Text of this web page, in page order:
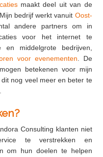
maakt deel uit van de
bedrijf werkt vanuit Oost-
andere partners om in
voor het internet te
middelgrote bedrijven,
voor evenementen . De
betekenen voor mijn
nog veel meer en beter te
Consulting klanten niet
te verstrekken en
om hun doelen te helpen